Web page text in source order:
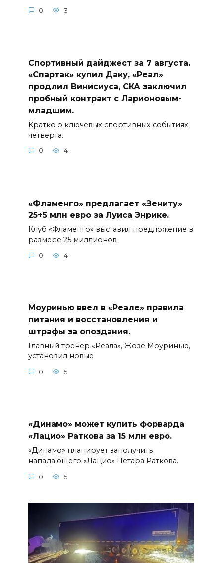
0 3
Спортивный дайджест за 7 августа.
«Спартак» купил Даку, «Реал»
продлил Винисиуса, СКА заключил
пробный контракт с Ларионовым-
младшим.
Кратко о ключевых спортивных событиях
четверга.
0 4
«Фламенго» предлагает «Зениту»
25+5 млн евро за Луиса Энрике.
Клуб «Фламенго» выставил предложение в
размере 25 миллионов
0 4
Моуринью ввел в «Реале» правила
питания и восстановления и
штрафы за опоздания.
Главный тренер «Реала», Жозе Моуринью,
установил новые
0 5
«Динамо» может купить форварда
«Лацио» Раткова за 15 млн евро.
«Динамо» планирует заполучить
нападающего «Лацио» Петара Раткова.
0 5